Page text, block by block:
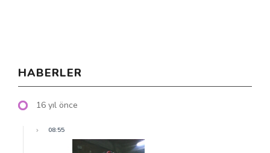
HABERLER
16 yıl önce
08:55